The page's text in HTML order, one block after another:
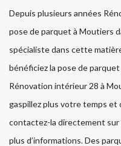
Depuis plusieurs années
pose de parquet à Moutiers
spécialiste dans cette
bénéficiez la pose de
Rénovation intérieur 28 à
gaspillez plus votre temps
contactez-la directement sur
plus d’informations. Des